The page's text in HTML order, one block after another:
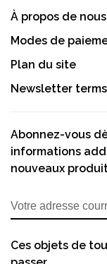
À propos de nous
Modes de
Plan du site
Newsletter
Abonnez-vous
informations
nouveaux
Ces objets de